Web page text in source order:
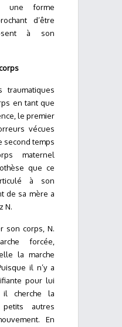
une forme
d’être
à son
traumatiques
en tant que
le premier
vécues
second temps
maternel
que ce
à son
de sa mère a
N.
son corps, N.
forcée,
la marche
il n’y a
pour lui
il cherche la
autres
En